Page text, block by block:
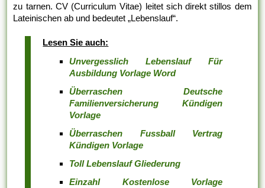
zu tarnen. CV (Curriculum Vitae) leitet sich direkt stillos dem
Lateinischen ab und bedeutet „Lebenslauf“.
Lesen Sie auch:
Unvergesslich Lebenslauf Für
Ausbildung Vorlage Word
Überraschen Deutsche
Familienversicherung Kündigen
Vorlage
Überraschen Fussball Vertrag
Kündigen Vorlage
Toll Lebenslauf Gliederung
Einzahl Kostenlose Vorlage